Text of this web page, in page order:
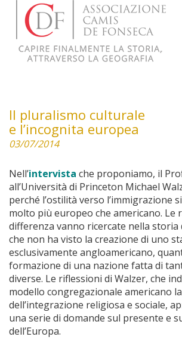
Il pluralismo culturale
e l’incognita europea
03/07/2014
Nell’intervista che proponiamo, il
all’Università di Princeton Michael
perché l’ostilità verso l’immigrazione
molto più europeo che americano. Le
differenza vanno ricercate nella storia
che non ha visto la creazione di uno
esclusivamente angloamericano,
formazione di una nazione fatta di
diverse. Le riflessioni di Walzer, che
modello congregazionale americano
dell’integrazione religiosa e sociale,
una serie di domande sul presente e
dell’Europa.